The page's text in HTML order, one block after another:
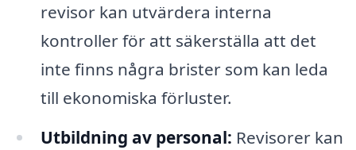
revisor kan utvärdera interna
kontroller för att säkerställa att det
inte finns några brister som kan leda
till ekonomiska förluster.
Utbildning av personal: Revisorer kan